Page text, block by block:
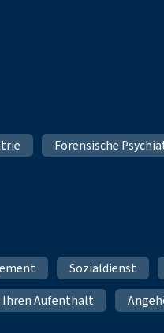
Forensische
Sozialdienst
Ihren Aufenthalt